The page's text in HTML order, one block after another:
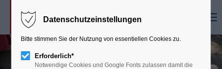
Datenschutzeinstellungen
Bitte stimmen Sie der Nutzung von essentiellen Cookies zu.
Erforderlich*
Notwendige Cookies und Google Fonts zulassen damit die